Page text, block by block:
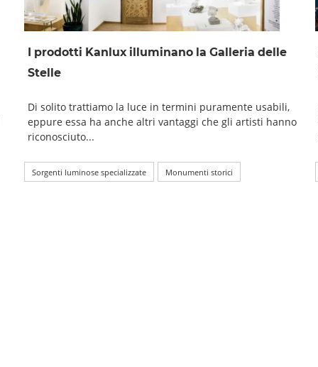
I prodotti Kanlux illuminano la Galleria delle
Stelle
Di solito trattiamo la luce in termini puramente usabili,
eppure essa ha anche altri vantaggi che gli artisti hanno
riconosciuto...
Sorgenti luminose specializzate Monumenti storici